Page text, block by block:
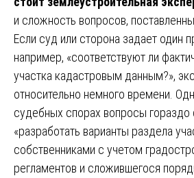
и сложность вопросов,
Если суд или сторона задает один
например, «соответствуют ли
участка кадастровым данным?»,
относительно немного времени.
судебных спорах вопросы гораздо
«разработать варианты раздела
собственниками с учетом
регламентов и сложившегося